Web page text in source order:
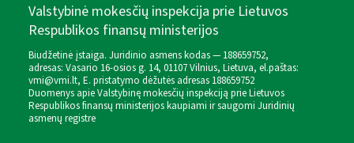
Valstybinė mokesčių inspekcija prie Lietuvos
Respublikos finansų ministerijos
Biudžetinė įstaiga. Juridinio asmens kodas — 188659752,
adresas: Vasario 16-osios g. 14, 01107 Vilnius, Lietuva, el.paštas:
vmi@vmi.lt, E. pristatymo dėžutės adresas 188659752
Duomenys apie Valstybinę mokesčių inspekciją prie Lietuvos
Respublikos finansų ministerijos kaupiami ir saugomi Juridinių
asmenų registre